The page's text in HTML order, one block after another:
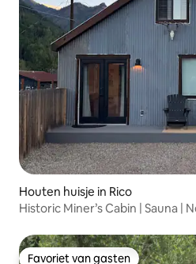
Houten huisje in Rico
Historic Miner’s Cabin | Sauna |
Favoriet van gasten